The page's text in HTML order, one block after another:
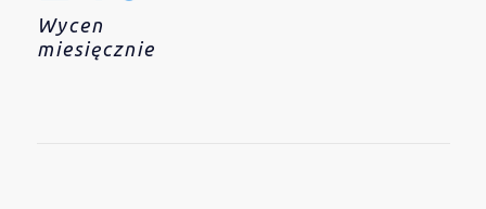
Wycen
miesięcznie